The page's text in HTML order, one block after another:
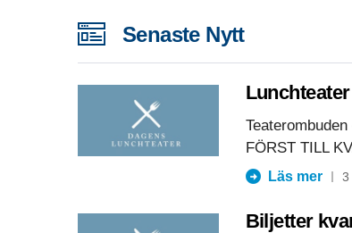
Senaste Nytt
FÖRST TILL
Läs mer 3
Biljetter